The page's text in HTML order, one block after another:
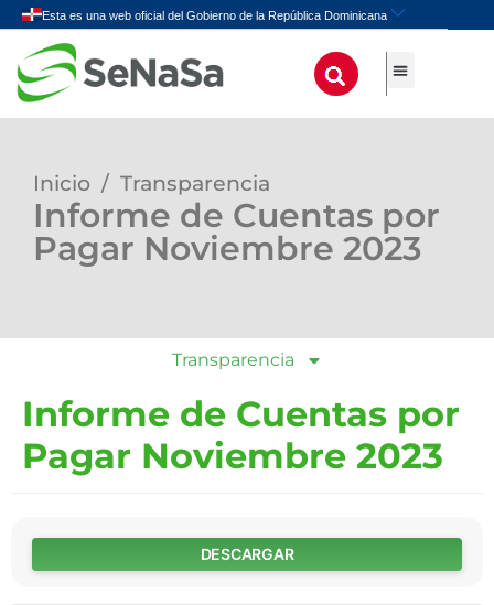
Inicio / Transparencia
Informe de Cuentas por
Pagar Noviembre 2023
Transparencia
Informe de Cuentas por
Pagar Noviembre 2023
DESCARGAR